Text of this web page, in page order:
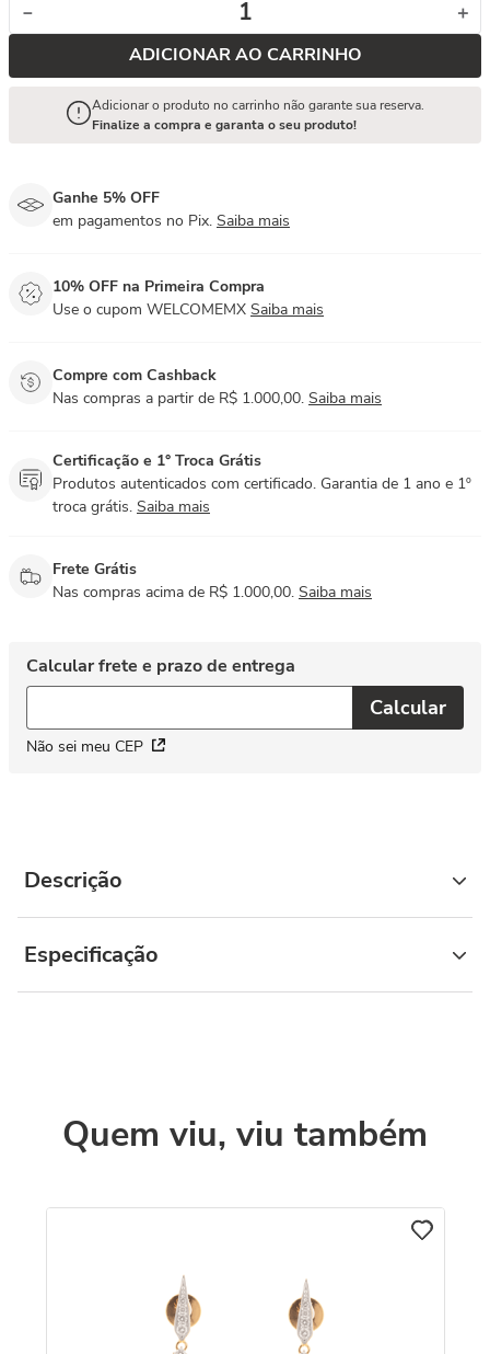
＋
－
ADICIONAR AO CARRINHO
Adicionar o produto no carrinho não garante sua reserva.
Finalize a compra e garanta o seu produto!
Ganhe 5% OFF
em pagamentos no Pix. Saiba mais
10% OFF na Primeira Compra
Use o cupom WELCOMEMX Saiba mais
Compre com Cashback
Nas compras a partir de R$ 1.000,00. Saiba mais
Certificação e 1° Troca Grátis
Produtos autenticados com certificado. Garantia de 1 ano e 1º
troca grátis. Saiba mais
Frete Grátis
Nas compras acima de R$ 1.000,00. Saiba mais
Não sei meu CEP
Descrição
Especificação
Quem viu, viu também